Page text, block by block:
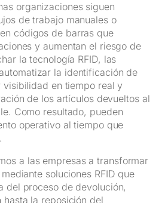
organizaciones siguen
de trabajo manuales o
códigos de barras que
y aumentan el riesgo de
la tecnología RFID, las
la identificación de
visibilidad en tiempo real y
de los artículos devueltos al
Como resultado, pueden
operativo al tiempo que
a las empresas a transformar
soluciones RFID que
del proceso de devolución,
la reposición del